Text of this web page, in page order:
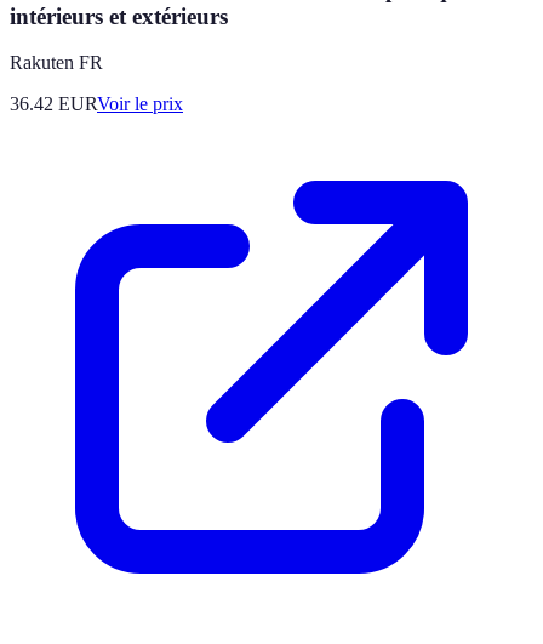
intérieurs et extérieurs
Rakuten FR
36.42 EURVoir le prix